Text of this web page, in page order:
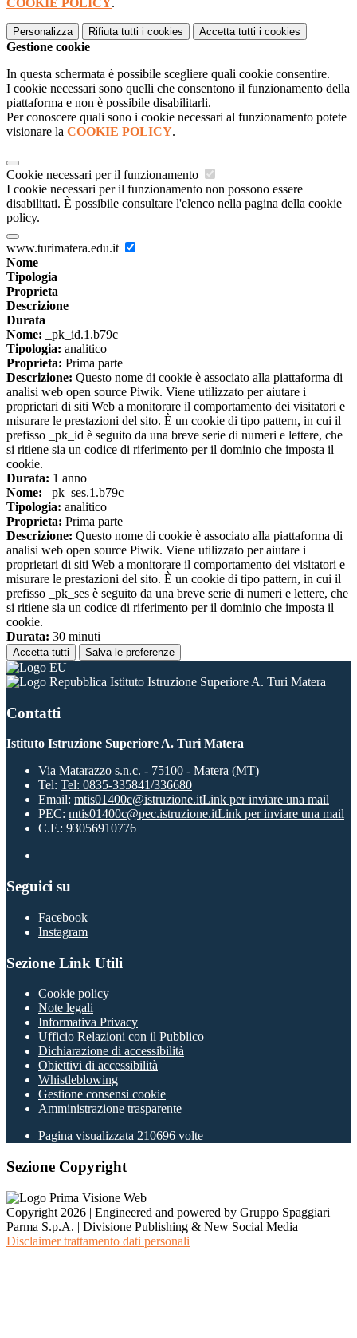
COOKIE POLICY.
Personalizza Rifiuta tutti i cookies Accetta tutti i cookies
Gestione cookie
In questa schermata è possibile scegliere quali cookie consentire.
I cookie necessari sono quelli che consentono il funzionamento della
piattaforma e non è possibile disabilitarli.
Per conoscere quali sono i cookie necessari al funzionamento potete
visionare la COOKIE POLICY.
Cookie necessari per il funzionamento
I cookie necessari per il funzionamento non possono essere
disabilitati. È possibile consultare l'elenco nella pagina della cookie
policy.
www.turimatera.edu.it
Nome
Tipologia
Proprieta
Descrizione
Durata
Nome: _pk_id.1.b79c
Tipologia: analitico
Proprieta: Prima parte
Descrizione: Questo nome di cookie è associato alla piattaforma di
analisi web open source Piwik. Viene utilizzato per aiutare i
proprietari di siti Web a monitorare il comportamento dei visitatori e
misurare le prestazioni del sito. È un cookie di tipo pattern, in cui il
prefisso _pk_id è seguito da una breve serie di numeri e lettere, che
si ritiene sia un codice di riferimento per il dominio che imposta il
cookie.
Durata: 1 anno
Nome: _pk_ses.1.b79c
Tipologia: analitico
Proprieta: Prima parte
Descrizione: Questo nome di cookie è associato alla piattaforma di
analisi web open source Piwik. Viene utilizzato per aiutare i
proprietari di siti Web a monitorare il comportamento dei visitatori e
misurare le prestazioni del sito. È un cookie di tipo pattern, in cui il
prefisso _pk_ses è seguito da una breve serie di numeri e lettere, che
si ritiene sia un codice di riferimento per il dominio che imposta il
cookie.
Durata: 30 minuti
Accetta tutti Salva le preferenze
Istituto Istruzione Superiore A. Turi Matera
Contatti
Istituto Istruzione Superiore A. Turi Matera
Via Matarazzo s.n.c. - 75100 - Matera (MT)
Tel: Tel: 0835-335841/336680
Email: mtis01400c@istruzione.itLink per inviare una mail
PEC: mtis01400c@pec.istruzione.itLink per inviare una mail
C.F.: 93056910776
Seguici su
Facebook
Instagram
Sezione Link Utili
Cookie policy
Note legali
Informativa Privacy
Ufficio Relazioni con il Pubblico
Dichiarazione di accessibilità
Obiettivi di accessibilità
Whistleblowing
Gestione consensi cookie
Amministrazione trasparente
Pagina visualizzata 210696 volte
Sezione Copyright
Copyright 2026 | Engineered and powered by Gruppo Spaggiari
Parma S.p.A. | Divisione Publishing & New Social Media
Disclaimer trattamento dati personali